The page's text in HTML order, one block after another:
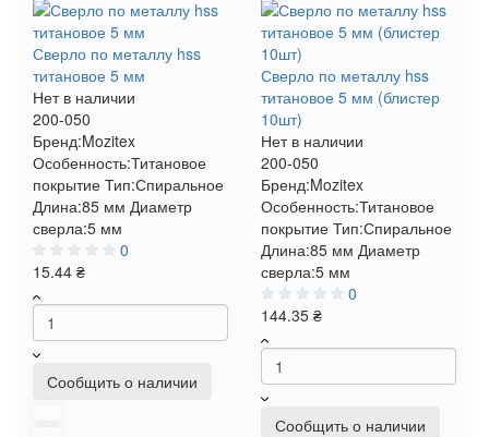
Сверло по металлу hss
титановое 5 мм
Нет в наличии
200-050
Бренд:Mozitex
Особенность:Титановое
покрытие Тип:Спиральное
Длина:85 мм Диаметр
сверла:5 мм
0
15.44 ₴
Сообщить о наличии
Сверло по металлу hss
титановое 5 мм (блистер
10шт)
Нет в наличии
200-050
Бренд:Mozitex
Особенность:Титановое
покрытие Тип:Спиральное
Длина:85 мм Диаметр
сверла:5 мм
0
144.35 ₴
Сообщить о наличии